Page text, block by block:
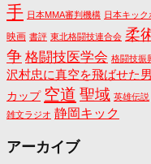
手 日本MMA審判機構 日本キッ
映画 書評 東北格闘技連合会 柔
争 格闘技医学会 格闘技振
沢村忠に真空を飛ばせた男
カップ 空道 聖域 英雄伝説
雑文ラジオ 静岡キック
アーカイブ